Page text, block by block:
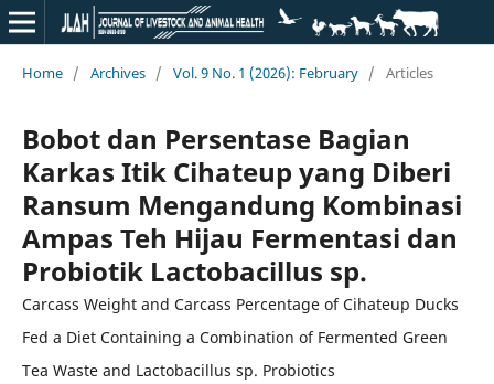
Home / Archives / Vol. 9 No. 1 (2026): February / Articles
Bobot dan Persentase Bagian
Karkas Itik Cihateup yang Diberi
Ransum Mengandung Kombinasi
Ampas Teh Hijau Fermentasi dan
Probiotik Lactobacillus sp.
Carcass Weight and Carcass Percentage of Cihateup Ducks
Fed a Diet Containing a Combination of Fermented Green
Tea Waste and Lactobacillus sp. Probiotics